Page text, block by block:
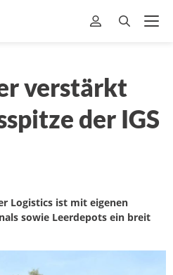
verstärkt
der IGS
Logistics ist mit eigenen
sowie Leerdepots ein breit